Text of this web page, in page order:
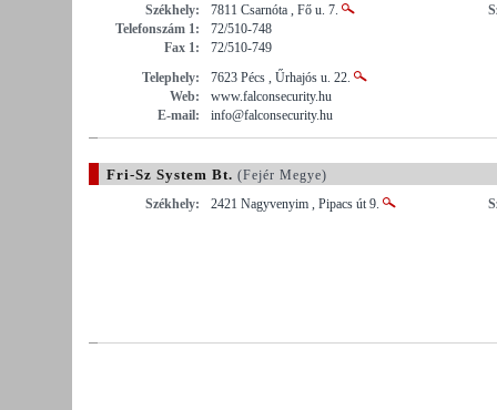
Székhely:
7811 Csarnóta , Fő u. 7.
Telefonszám 1:
72/510-748
Fax 1:
72/510-749
Telephely:
7623 Pécs , Űrhajós u. 22.
Web:
www.falconsecurity.hu
E-mail:
info@falconsecurity.hu
Fri-Sz System Bt. (Fejér Megye)
Székhely:
2421 Nagyvenyim , Pipacs út 9.